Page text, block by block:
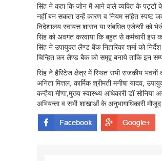
सिंह ने कहा कि जोन में आने वाले व्यक्ति के पट्टों के
नहीं बन सकता उन्हें कारण व नियम सहित स्पष्ट
निदेशालय स्वायत्त शासन या संबधित एजेन्सी को
सिंह को अवगत करवाया कि बहुत से कर्मचारी इस
सिंह ने उपायुक्त लैण्ड बैंक निहारिका शर्मा को
चिन्हित कर लैण्ड बैक को समृद्व बनाये ताकि इन
सिंह ने हैरिटेज क्षेत्र में स्थित सभी राजकीय
अनिता मित्तल, कार्मिक श्रीमती मनीषा यादव,
कन्हैया मीणा,मुख्य स्वास्थ्य अधिकारी डॉ सोनिया
अभियन्ता व सभी शाखाओं के अनुभागाधिकारी